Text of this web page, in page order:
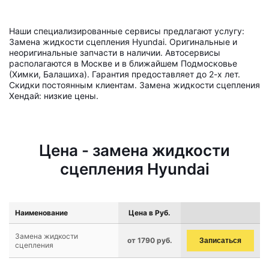
Наши специализированные сервисы предлагают услугу:
Замена жидкости сцепления Hyundai. Оригинальные и
неоригинальные запчасти в наличии. Автосервисы
располагаются в Москве и в ближайшем Подмосковье
(Химки, Балашиха). Гарантия предоставляет до 2-х лет.
Скидки постоянным клиентам. Замена жидкости сцепления
Хендай: низкие цены.
Цена - замена жидкости
сцепления Hyundai
Наименование Цена в Руб.
Замена жидкости
сцепления
от 1790 руб. Записаться